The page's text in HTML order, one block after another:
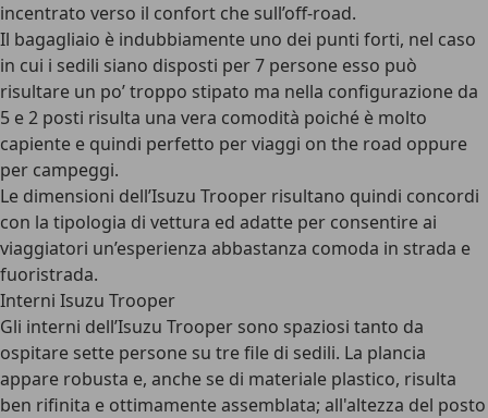
incentrato verso il confort che sull’off-road.
Il bagagliaio è indubbiamente uno dei punti forti, nel caso
in cui i sedili siano disposti per 7 persone esso può
risultare un po’ troppo stipato ma nella configurazione da
5 e 2 posti risulta una vera comodità poiché è molto
capiente e quindi perfetto per viaggi on the road oppure
per campeggi.
Le dimensioni dell’Isuzu Trooper risultano quindi concordi
con la tipologia di vettura ed adatte per consentire ai
viaggiatori un’esperienza abbastanza comoda in strada e
fuoristrada.
Interni Isuzu Trooper
Gli interni dell’Isuzu Trooper sono spaziosi tanto da
ospitare sette persone su tre file di sedili. La plancia
appare robusta e, anche se di materiale plastico, risulta
ben rifinita e ottimamente assemblata; all'altezza del posto